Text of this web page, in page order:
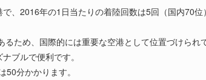
、2016年の1日当たりの着陸回数は5回（国内70位
ため、国際的には重要な空港として位置づけられ
ブルで便利です。
分かかります。